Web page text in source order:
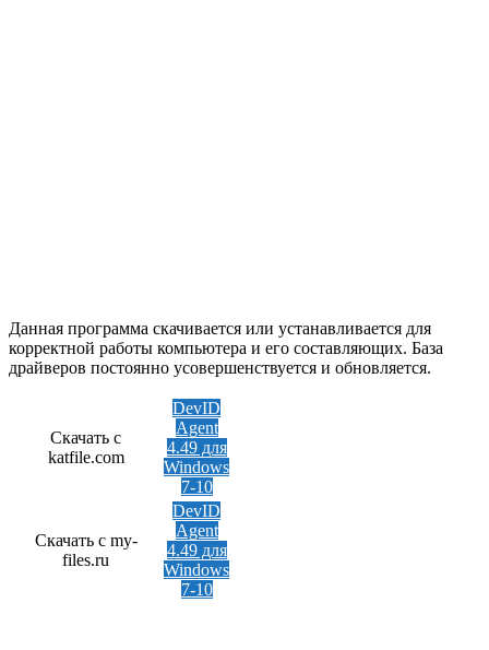
Данная программа скачивается или устанавливается для
корректной работы компьютера и его составляющих. База
драйверов постоянно усовершенствуется и обновляется.
Скачать с
katfile.com
DevID
Agent
4.49 для
Windows
7-10
Скачать с my-
files.ru
DevID
Agent
4.49 для
Windows
7-10